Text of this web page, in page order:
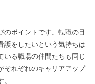
のポイントです。転職の目
護をしたいという気持ちは
いる職場の仲間たちも同じ
それぞれのキャリアアップ